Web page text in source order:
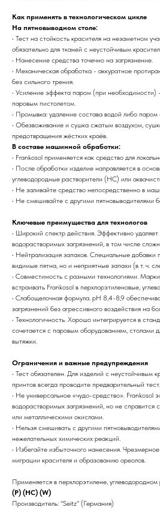
Как применять в технологическом цикле
На пятновыводном столе:
• Тест на стойкость красителя на незаметном
обязательно для тканей с неустойчивым
• Нанесение средства точечно на загрязнение.
• Механическая обработка - аккуратное
без сильного трения.
• Усиление эффекта паром (при необходимости)
паровым пистолетом.
• Промывка: удаление состава водой либо
• Обезвоживание и сушка сжатым воздухом,
предотвращения жёстких краёв.
В составе машинной обработки:
• Frankosol применяется как средство для
• После обработки изделие направляется в
углеводородные растворители (HC) или
• Не заливайте средство непосредственно в
• Не смешивайте с другими пятновыводителями
Ключевые преимущества для технологов
• Широкий спектр действия. Эффективно
водорастворимых загрязнений, в том числе
• Нейтрализация запахов. Специальные добавки
видимые пятна, но и неприятные запахи (в т. ч.
• Совместимость с разными технологиями.
встраивать Frankosol в перхлорэтиленовые,
• Слабощелочная формула. pH 8,4-8,9
загрязнений без агрессивного воздействия на
• Технологичность. Хорошо интегрируется в
сочетается с паровым оборудованием, столами
вытяжки.
Ограничения и важные предупреждения
• Тест обязателен. Для изделий с неустойчивым
принтов всегда проводите предварительный тест.
• Не универсальное «чудо-средство». Frankosol
водорастворимых загрязнений, но не
или металлическими окислами.
• Нельзя смешивать с другими
нежелательных химических реакций.
• Избегайте избыточного нанесения.
миграции красителя и образованию ореолов.
Применяется в перхлорэтилене,
(P) (HC) (W)
Производитель: "Seitz" (Германия)